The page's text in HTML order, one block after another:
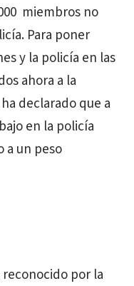
miembros no
Para poner
y la policía en las
ahora a la
declarado que a
en la policía
a un peso
reconocido por la